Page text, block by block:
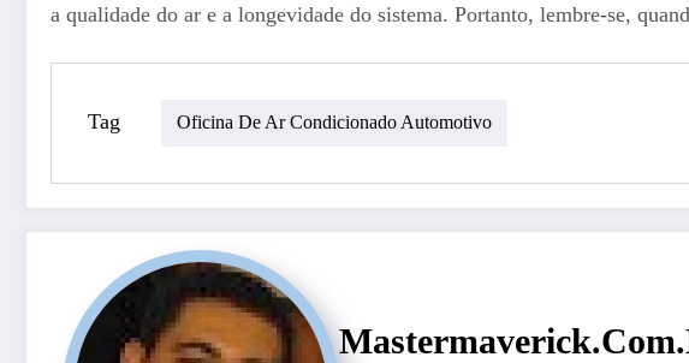
a qualidade do ar e a longevidade do sistema. Portanto, lembre-se,
Tag Oficina De Ar Condicionado Automotivo